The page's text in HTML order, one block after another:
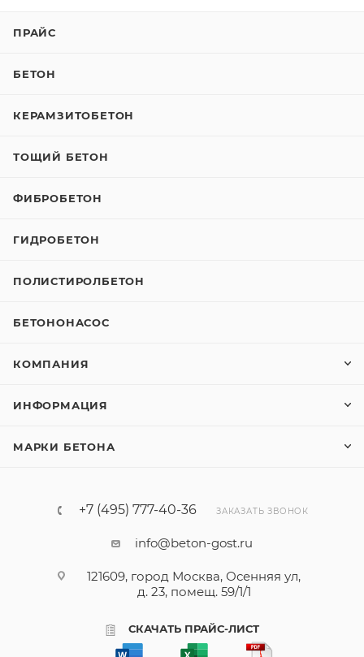
ПРАЙС
БЕТОН
КЕРАМЗИТОБЕТОН
ТОЩИЙ БЕТОН
ФИБРОБЕТОН
ГИДРОБЕТОН
ПОЛИСТИРОЛБЕТОН
БЕТОНОНАСОС
КОМПАНИЯ
ИНФОРМАЦИЯ
МАРКИ БЕТОНА
+7 (495) 777-40-36 ЗАКАЗАТЬ ЗВОНОК
info@beton-gost.ru
121609, город Москва, Осенняя ул,
д. 23, помещ. 59/1/1
СКАЧАТЬ ПРАЙС-ЛИСТ